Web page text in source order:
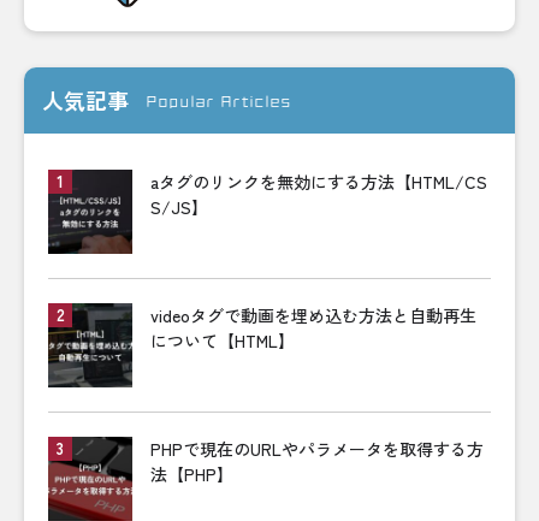
人気記事 Popular Articles
aタグのリンクを無効にする方法【HTML/CS
S/JS】
videoタグで動画を埋め込む方法と自動再生
について【HTML】
PHPで現在のURLやパラメータを取得する方
法【PHP】